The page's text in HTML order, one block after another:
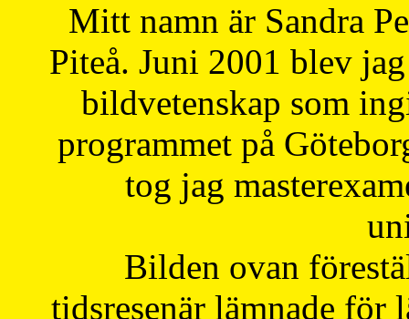
Mitt namn är Sandra
Piteå. Juni 2001 blev
bildvetenskap som
programmet på
tog jag
Bilden ovan
tidsresenär lämnade för